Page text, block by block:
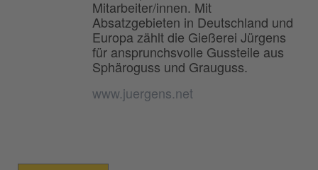
Mitarbeiter/innen. Mit
Absatzgebieten in Deutschland und
Europa zählt die Gießerei Jürgens
für ansprunchsvolle Gussteile aus
Sphäroguss und Grauguss.
www.juergens.net